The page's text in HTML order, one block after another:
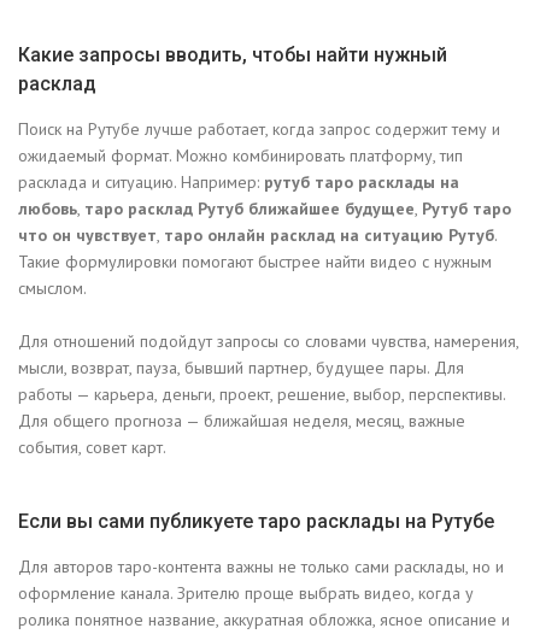
Какие запросы вводить, чтобы найти нужный
расклад
Поиск на Рутубе лучше работает, когда запрос содержит тему и
ожидаемый формат. Можно комбинировать платформу, тип
расклада и ситуацию. Например: рутуб таро расклады на
любовь, таро расклад Рутуб ближайшее будущее, Рутуб таро
что он чувствует, таро онлайн расклад на ситуацию Рутуб.
Такие формулировки помогают быстрее найти видео с нужным
смыслом.
Для отношений подойдут запросы со словами чувства, намерения,
мысли, возврат, пауза, бывший партнер, будущее пары. Для
работы — карьера, деньги, проект, решение, выбор, перспективы.
Для общего прогноза — ближайшая неделя, месяц, важные
события, совет карт.
Если вы сами публикуете таро расклады на Рутубе
Для авторов таро-контента важны не только сами расклады, но и
оформление канала. Зрителю проще выбрать видео, когда у
ролика понятное название, аккуратная обложка, ясное описание и